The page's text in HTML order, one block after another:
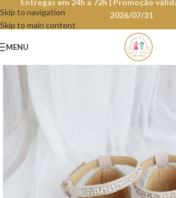
Skip to navigation
Skip to main content
Entregas em 24h a 72h | Promoção
2026/07/31
MENU